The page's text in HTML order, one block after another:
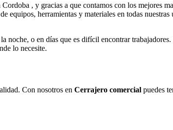
, y gracias a que contamos con los mejores
equipos, herramientas y materiales en todas nuestras
noche, o en días que es difícil encontrar
lo necesite.
Con nosotros enCerrajero comercialpuedes